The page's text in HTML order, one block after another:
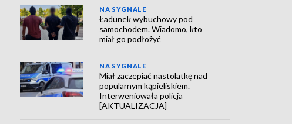
NA SYGNALE
Ładunek wybuchowy pod
samochodem. Wiadomo, kto
miał go podłożyć
NA SYGNALE
Miał zaczepiać nastolatkę nad
popularnym kąpieliskiem.
Interweniowała policja
[AKTUALIZACJA]